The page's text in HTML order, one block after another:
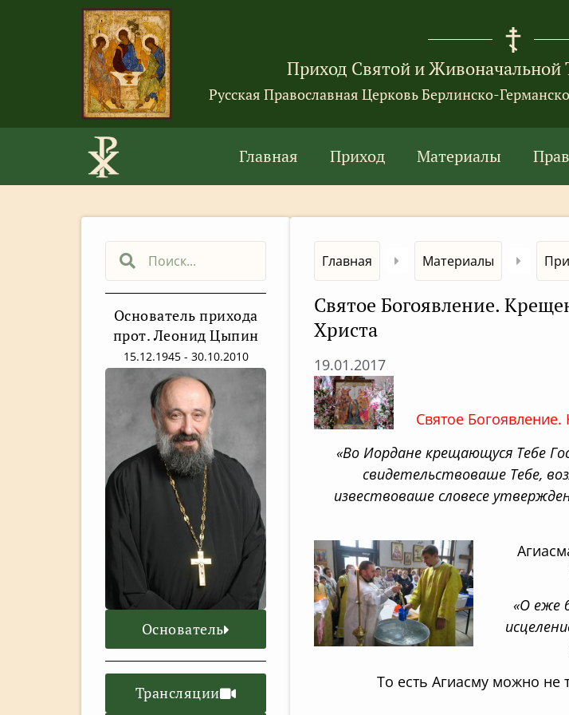
Приход Святой и Живоначальной
Русская Православная Церковь Берлинско-
Главная Приход Материалы
Основатель прихода
прот. Леонид Цыпин
15.12.1945 - 30.10.2010
Основатель
Трансляции
Главная Материалы
Святое Богоявление.
Христа
19.01.2017
Святое
«Во Иoрдане крещающуся Тебе
свидетельствоваше Тебе,
извествоваше словесе
«О еже
То есть Агиасму можно